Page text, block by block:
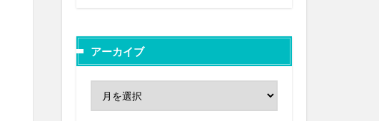
アーカイブ